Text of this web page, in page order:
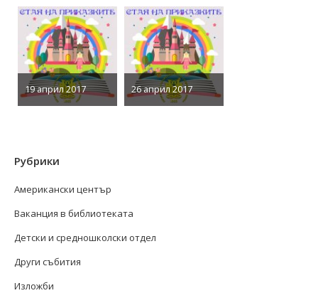
19 април 2017 26 април 2017
Рубрики
Американски център
Ваканция в библиотеката
Детски и средношколски отдел
Други събития
Изложби